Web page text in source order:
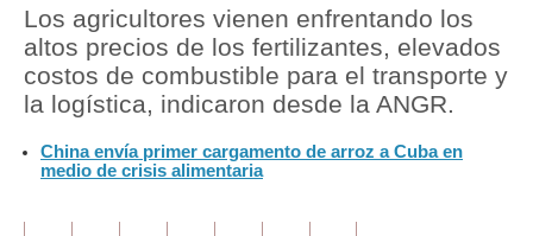
Política
Tu Dinero
Finanzas Personales
Inmobiliarias
Los agricultores vienen enfrentando los
altos precios de los fertilizantes, elevados
costos de combustible para el transporte y
la logística, indicaron desde la ANGR.
China envía primer cargamento de arroz a Cuba en
medio de crisis alimentaria